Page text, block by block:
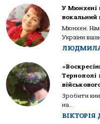
У Мюнхені
вокальний
Мюнхен.
України
ЛЮДМИЛА
Тернополі
Зробити
на...
ВІКТОРІЯ